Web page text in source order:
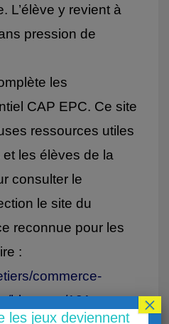
L’élève y revient à
pression de
les
CAP EPC. Ce site
ressources utiles
les élèves de la
consulter le
le site du
reconnue pour les
:
commerce-
blog-epc/181-cap-
les jeux deviennent ×